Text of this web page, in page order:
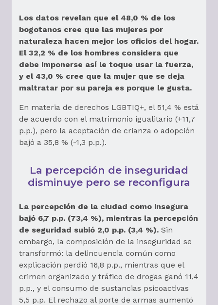
Los datos revelan que el 48,0 % de los
bogotanos cree que las mujeres por
naturaleza hacen mejor los oficios del hogar.
El 32,2 % de los hombres considera que
debe imponerse así le toque usar la fuerza,
y el 43,0 % cree que la mujer que se deja
maltratar por su pareja es porque le gusta.
En materia de derechos LGBTIQ+, el 51,4 % está
de acuerdo con el matrimonio igualitario (+11,7
p.p.), pero la aceptación de crianza o adopción
bajó a 35,8 % (-1,3 p.p.).
La percepción de inseguridad
disminuye pero se reconfigura
La percepción de la ciudad como insegura
bajó 6,7 p.p. (73,4 %), mientras la percepción
de seguridad subió 2,0 p.p. (3,4 %). Sin
embargo, la composición de la inseguridad se
transformó: la delincuencia común como
explicación perdió 16,8 p.p., mientras que el
crimen organizado y tráfico de drogas ganó 11,4
p.p., y el consumo de sustancias psicoactivas
5,5 p.p. El rechazo al porte de armas aumentó